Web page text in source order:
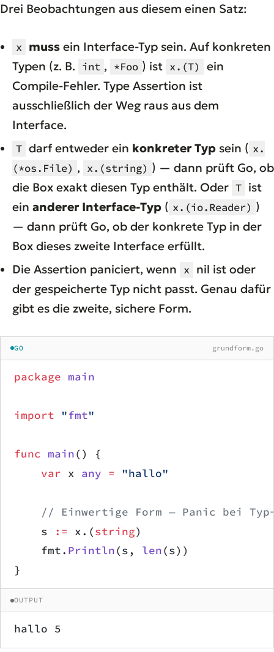
Drei Beobachtungen aus diesem einen Satz:
x muss ein Interface-Typ sein. Auf konkreten
Typen (z. B. int , *Foo ) ist x.(T)
ein
Compile-Fehler. Type Assertion ist
ausschließlich der Weg raus aus dem
Interface.
T darf entweder ein konkreter Typ sein ( x.
(*os.File) , x.(string) ) — dann prüft Go, ob
die Box exakt diesen Typ enthält. Oder T ist
ein anderer Interface-Typ ( x.(io.Reader) )
— dann prüft Go, ob der konkrete Typ in der
Box dieses zweite Interface erfüllt.
Die Assertion paniciert, wenn x nil ist oder
der gespeicherte Typ nicht passt. Genau dafür
gibt es die zweite, sichere Form.
GO grundform.go
package main
import "fmt"
func main() {
    var
x any = "hallo"
// Einwertige Form — Panic bei
    s
:= x.(string)
    fmt.
Println(s, len(s))
}
OUTPUT
hallo 5